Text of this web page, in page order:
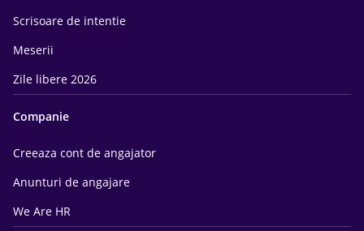
Scrisoare de intentie
Meserii
Zile libere 2026
Companie
Creeaza cont de angajator
Anunturi de angajare
We Are HR